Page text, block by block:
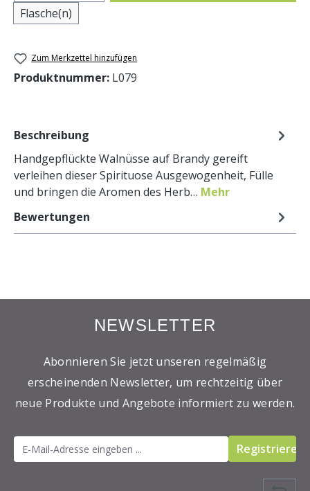
Flasche(n)
Zum Merkzettel hinzufügen
Produktnummer: L079
Beschreibung
Handgepflückte Walnüsse auf Brandy gereift
verleihen dieser Spirituose Ausgewogenheit, Fülle
und bringen die Aromen des Herb… Mehr
Bewertungen
NEWSLETTER
Abonnieren Sie jetzt unseren regelmäßig
erscheinenden Newsletter, um rechtzeitig über
neue Produkte und Angebote informiert zu werden.
Registrieren